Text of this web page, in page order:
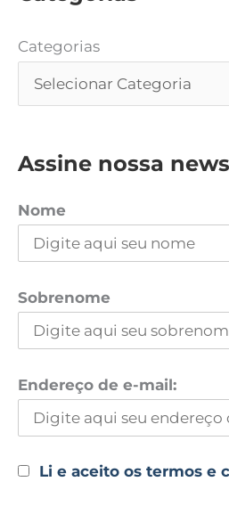
Categorias
Assine nossa
Nome
Sobrenome
Endereço de e-mail:
Li e aceito os termos e